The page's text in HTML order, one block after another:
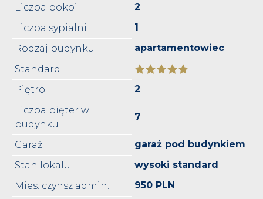
Liczba pokoi
2
Liczba sypialni
1
Rodzaj budynku
apartamentowiec
Standard
Piętro
2
Liczba pięter w
budynku
7
Garaż
garaż pod budynkiem
Stan lokalu
wysoki standard
Mies. czynsz admin.
950 PLN